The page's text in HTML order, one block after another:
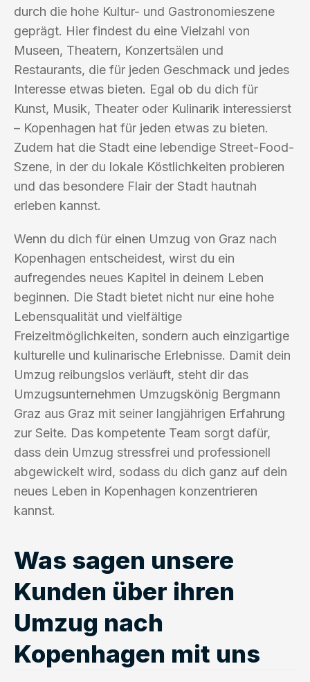
durch die hohe Kultur- und Gastronomieszene
geprägt. Hier findest du eine Vielzahl von
Museen, Theatern, Konzertsälen und
Restaurants, die für jeden Geschmack und jedes
Interesse etwas bieten. Egal ob du dich für
Kunst, Musik, Theater oder Kulinarik interessierst
– Kopenhagen hat für jeden etwas zu bieten.
Zudem hat die Stadt eine lebendige Street-Food-
Szene, in der du lokale Köstlichkeiten probieren
und das besondere Flair der Stadt hautnah
erleben kannst.
Wenn du dich für einen Umzug von Graz nach
Kopenhagen entscheidest, wirst du ein
aufregendes neues Kapitel in deinem Leben
beginnen. Die Stadt bietet nicht nur eine hohe
Lebensqualität und vielfältige
Freizeitmöglichkeiten, sondern auch einzigartige
kulturelle und kulinarische Erlebnisse. Damit dein
Umzug reibungslos verläuft, steht dir das
Umzugsunternehmen Umzugskönig Bergmann
Graz aus Graz mit seiner langjährigen Erfahrung
zur Seite. Das kompetente Team sorgt dafür,
dass dein Umzug stressfrei und professionell
abgewickelt wird, sodass du dich ganz auf dein
neues Leben in Kopenhagen konzentrieren
kannst.
Was sagen unsere
Kunden über ihren
Umzug nach
Kopenhagen mit uns